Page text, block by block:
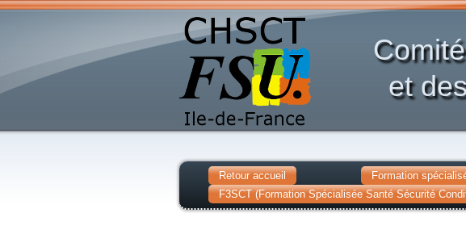
et
Retour accueil
Formation
F3SCT (Formation Spécialisée Santé Sécurité